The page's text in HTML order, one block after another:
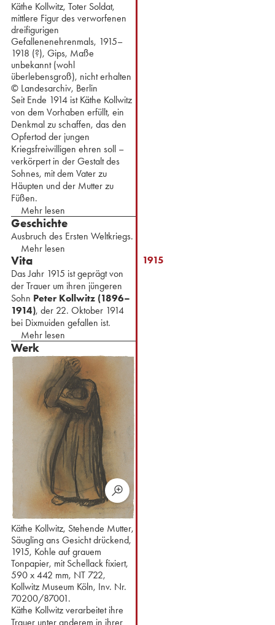
Käthe Kollwitz, Toter Soldat,
mittlere Figur des verworfenen
dreifigurigen
Gefallenenehrenmals, 1915–
1918 (?), Gips, Maße
unbekannt (wohl
überlebensgroß), nicht erhalten
© Landesarchiv, Berlin
Seit Ende 1914 ist Käthe Kollwitz
von dem Vorhaben erfüllt, ein
Denkmal zu schaffen, das den
Opfertod der jungen
Kriegsfreiwilligen ehren soll –
verkörpert in der Gestalt des
Sohnes, mit dem Vater zu
Häupten und der Mutter zu
Füßen.
Mehr lesen
Geschichte
Ausbruch des Ersten Weltkriegs.
Mehr lesen
Vita
Das Jahr 1915 ist geprägt von
der Trauer um ihren jüngeren
Sohn Peter Kollwitz (1896–
1914), der 22. Oktober 1914
bei Dixmuiden gefallen ist.
Mehr lesen
Werk
Käthe Kollwitz, Stehende Mutter,
Säugling ans Gesicht drückend,
1915, Kohle auf grauem
Tonpapier, mit Schellack fixiert,
590 x 442 mm, NT 722,
Kollwitz Museum Köln, Inv. Nr.
70200/87001.
Käthe Kollwitz verarbeitet ihre
Trauer unter anderem in ihrer
1915